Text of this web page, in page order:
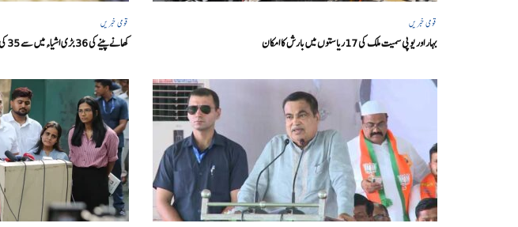
قومی خبریں
بہار اور یو پی سمیت ملک کی 17ریاستوں میں بارش کا امکان
قومی خبریں
کھانے پینے کی 36 بڑی اشیاء میں سے 35 کی قیمتوں میں اضافہ